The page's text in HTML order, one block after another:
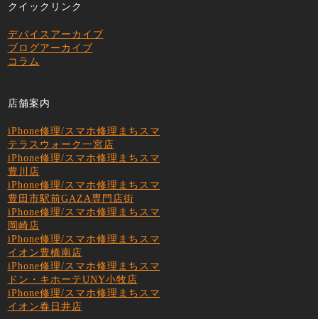
クイックリンク
デバイスアーカイブ
ブログアーカイブ
コラム
店舗案内
iPhone修理/スマホ修理まちスマ
テラスウォーク一宮店
iPhone修理/スマホ修理まちスマ
豊川店
iPhone修理/スマホ修理まちスマ
豊田市駅前GAZA専門店街
iPhone修理/スマホ修理まちスマ
岡崎店
iPhone修理/スマホ修理まちスマ
イオン豊橋南店
iPhone修理/スマホ修理まちスマ
ドン・キホーテUNY小牧店
iPhone修理/スマホ修理まちスマ
イオン春日井店